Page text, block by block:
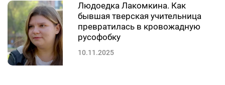
Людоедка Лакомкина. Как
бывшая тверская учительница
превратилась в кровожадную
русофобку
10.11.2025